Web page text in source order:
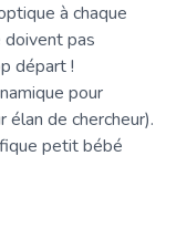
à chaque
doivent pas
départ !
pour
élan de chercheur).
petit bébé